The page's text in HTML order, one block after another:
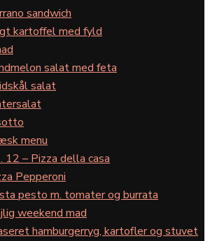
sandwich
kartoffel med fyld
salat med feta
salat
menu
12 – Pizza della casa
Pepperoni
pesto m. tomater og burrata
weekend mad
hamburgerryg, kartofler og stuvet